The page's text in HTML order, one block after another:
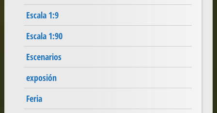
Escala 1:9
Escala 1:90
Escenarios
exposión
Feria